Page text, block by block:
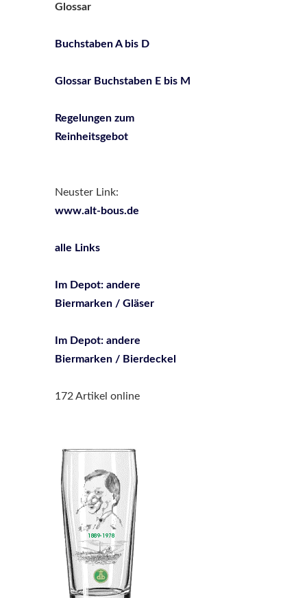
Glossar
Buchstaben A bis D
Glossar Buchstaben E bis M
Regelungen zum
Reinheitsgebot
Neuster Link:
www.alt-bous.de
alle Links
Im Depot: andere
Biermarken / Gläser
Im Depot: andere
Biermarken / Bierdeckel
172 Artikel online